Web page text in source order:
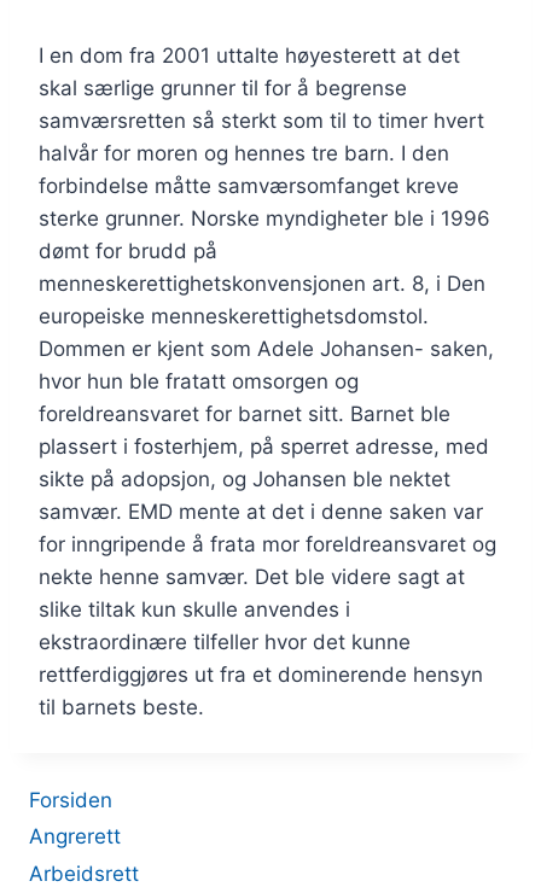
I en dom fra 2001 uttalte høyesterett at det
skal særlige grunner til for å begrense
samværsretten så sterkt som til to timer hvert
halvår for moren og hennes tre barn. I den
forbindelse måtte samværsomfanget kreve
sterke grunner. Norske myndigheter ble i 1996
dømt for brudd på
menneskerettighetskonvensjonen art. 8, i Den
europeiske menneskerettighetsdomstol.
Dommen er kjent som Adele Johansen- saken,
hvor hun ble fratatt omsorgen og
foreldreansvaret for barnet sitt. Barnet ble
plassert i fosterhjem, på sperret adresse, med
sikte på adopsjon, og Johansen ble nektet
samvær. EMD mente at det i denne saken var
for inngripende å frata mor foreldreansvaret og
nekte henne samvær. Det ble videre sagt at
slike tiltak kun skulle anvendes i
ekstraordinære tilfeller hvor det kunne
rettferdiggjøres ut fra et dominerende hensyn
til barnets beste.
Forsiden
Angrerett
Arbeidsrett